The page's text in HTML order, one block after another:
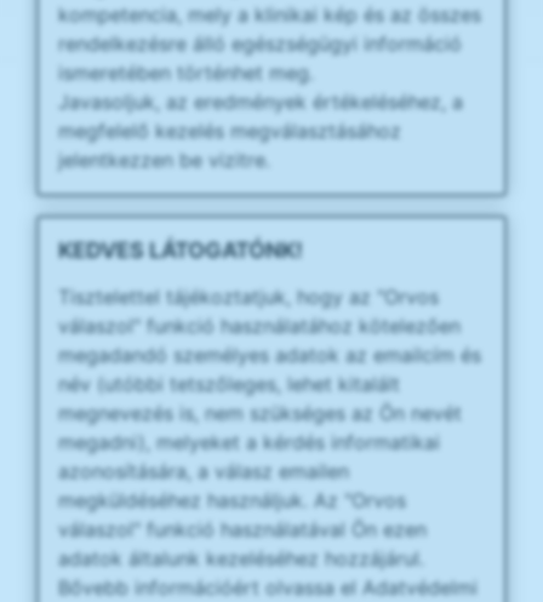
kompetencia, mely a klinikai kép és az összes
rendelkezésre álló egészségügyi információ
ismeretében történhet meg.
Javasoljuk, az eredmények értékeléséhez, a
megfelelő kezelés megválasztásához
jelentkezzen be vizitre.
KEDVES LÁTOGATÓNK!
Tisztelettel tájékoztatjuk, hogy az "Orvos
válaszol" funkció használatához kötelezően
megadandó személyes adatok az emailcím és
név (utóbbi tetszőleges, lehet kitalált
megnevezés is, nem szükséges az Ön nevét
megadni), melyeket a kérdés informatikai
azonosítására, a válasz emailen
megküldéséhez használjuk. Az "Orvos
válaszol" funkció használatával Ön ezen
adatok általunk kezeléséhez hozzájárul.
Bővebb információért olvassa el Adatvédelmi